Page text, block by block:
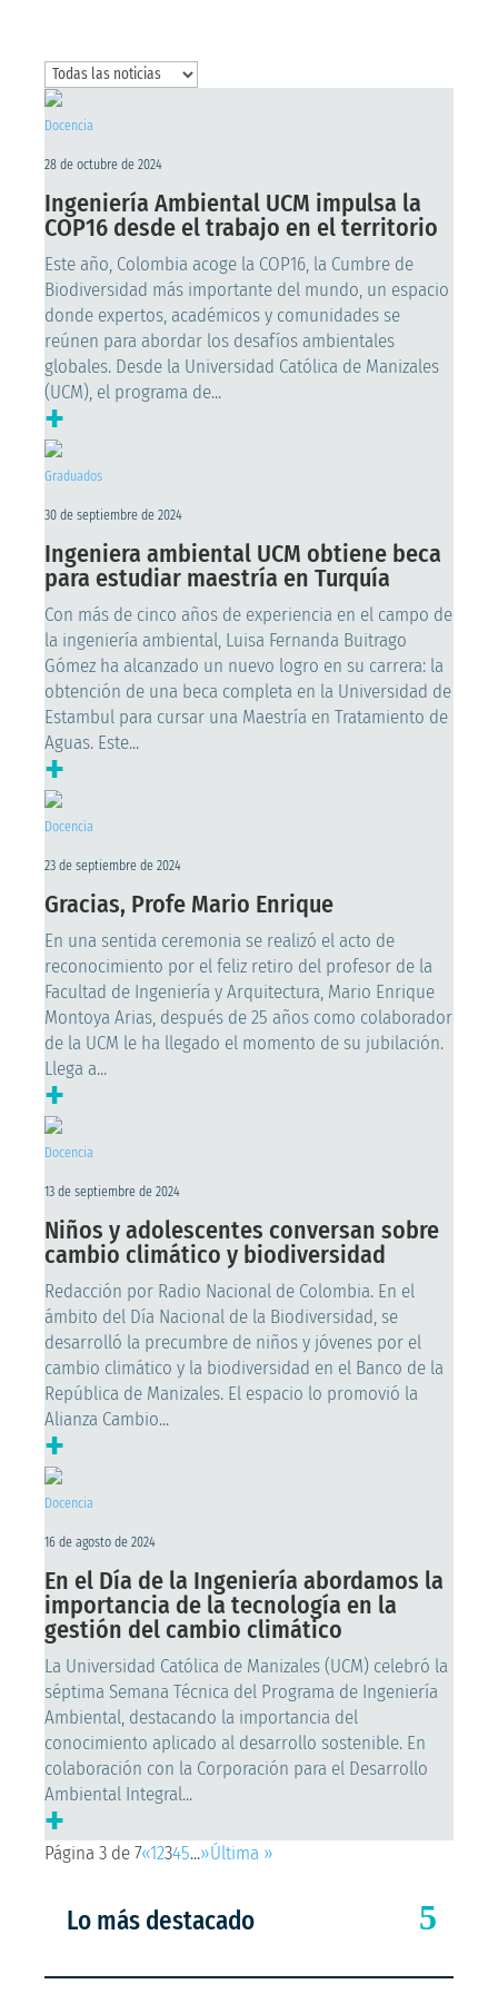
Docencia
28 de octubre de 2024
Ingeniería Ambiental UCM impulsa la
COP16 desde el trabajo en el territorio
Este año, Colombia acoge la COP16, la Cumbre de
Biodiversidad más importante del mundo, un espacio
donde expertos, académicos y comunidades se
reúnen para abordar los desafíos ambientales
globales. Desde la Universidad Católica de Manizales
(UCM), el programa de...
+
Graduados
30 de septiembre de 2024
Ingeniera ambiental UCM obtiene beca
para estudiar maestría en Turquía
Con más de cinco años de experiencia en el campo de
la ingeniería ambiental, Luisa Fernanda Buitrago
Gómez ha alcanzado un nuevo logro en su carrera: la
obtención de una beca completa en la Universidad de
Estambul para cursar una Maestría en Tratamiento de
Aguas. Este...
+
Docencia
23 de septiembre de 2024
Gracias, Profe Mario Enrique
En una sentida ceremonia se realizó el acto de
reconocimiento por el feliz retiro del profesor de la
Facultad de Ingeniería y Arquitectura, Mario Enrique
Montoya Arias, después de 25 años como colaborador
de la UCM le ha llegado el momento de su jubilación.
Llega a...
+
Docencia
13 de septiembre de 2024
Niños y adolescentes conversan sobre
cambio climático y biodiversidad
Redacción por Radio Nacional de Colombia. En el
ámbito del Día Nacional de la Biodiversidad, se
desarrolló la precumbre de niños y jóvenes por el
cambio climático y la biodiversidad en el Banco de la
República de Manizales. El espacio lo promovió la
Alianza Cambio...
+
Docencia
16 de agosto de 2024
En el Día de la Ingeniería abordamos la
importancia de la tecnología en la
gestión del cambio climático
La Universidad Católica de Manizales (UCM) celebró la
séptima Semana Técnica del Programa de Ingeniería
Ambiental, destacando la importancia del
conocimiento aplicado al desarrollo sostenible. En
colaboración con la Corporación para el Desarrollo
Ambiental Integral...
+
Página 3 de 7«12345...»Última »
Lo más destacado